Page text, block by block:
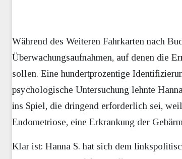
Während des Weiteren Fahrkarten nach
Überwachungsaufnahmen, auf denen die
sollen. Eine hundertprozentige
psychologische Untersuchung lehnte
ins Spiel, die dringend erforderlich sei,
Endometriose, eine Erkrankung der
Klar ist: Hanna S. hat sich dem